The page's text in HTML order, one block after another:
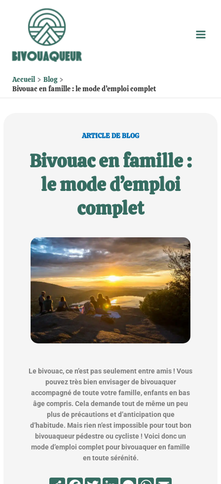
Accueil
Blog
Bivouac en famille : le mode d’emploi complet
ARTICLE DE BLOG
Bivouac en famille :
le mode d’emploi
complet
Le bivouac, ce n’est pas seulement entre amis ! Vous
pouvez très bien envisager de bivouaquer
accompagné de toute votre famille, enfants en bas
âge compris. Cela demande tout de même un peu
plus de précautions et d’anticipation que
d’habitude. Mais rien n’est impossible pour tout bon
bivouaqueur pédestre ou cycliste ! Voici donc un
mode d’emploi complet pour bivouaquer en famille
en toute sérénité.
PartagerFacebook
TwitterLinkedInMessengerWhatsApp